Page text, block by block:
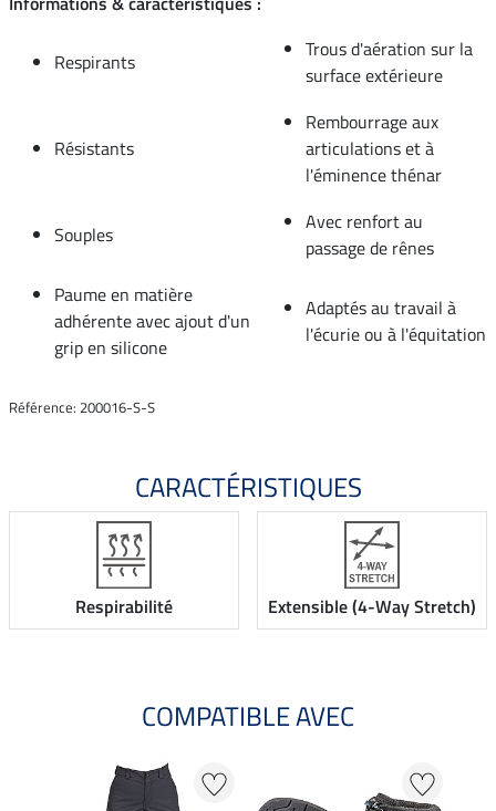
Respirants
Trous d'aération sur la
surface extérieure
Résistants
Rembourrage aux
articulations et à
l'éminence thénar
Souples
Avec renfort au
passage de rênes
Paume en matière
adhérente avec ajout d'un
grip en silicone
Adaptés au travail à
l'écurie ou à l'équitation
Référence: 200016-S-S
CARACTÉRISTIQUES
Respirabilité Extensible (4-Way Stretch)
COMPATIBLE AVEC